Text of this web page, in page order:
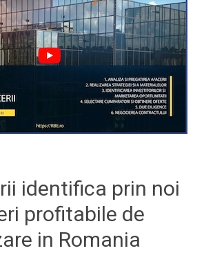
identifica prin noi
profitabile de
in Romania